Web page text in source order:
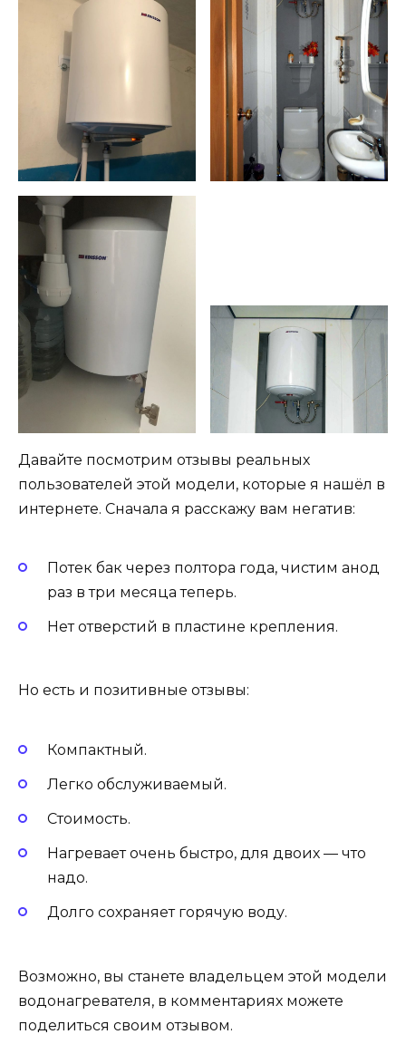
Давайте посмотрим отзывы реальных
пользователей этой модели, которые я нашёл в
интернете. Сначала я расскажу вам негатив:
Потек бак через полтора года, чистим анод
раз в три месяца теперь.
Нет отверстий в пластине крепления.
Но есть и позитивные отзывы:
Компактный.
Легко обслуживаемый.
Стоимость.
Нагревает очень быстро, для двоих — что
надо.
Долго сохраняет горячую воду.
Возможно, вы станете владельцем этой модели
водонагревателя, в комментариях можете
поделиться своим отзывом.